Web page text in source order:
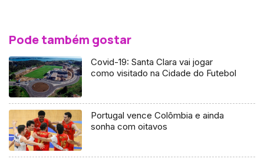
Pode também gostar
Covid-19: Santa Clara vai jogar
como visitado na Cidade do Futebol
Portugal vence Colômbia e ainda
sonha com oitavos